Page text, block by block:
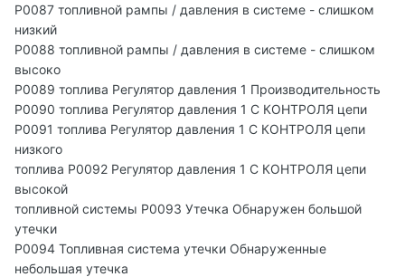
P0087 топливной рампы / давления в системе - слишком
низкий
P0088 топливной рампы / давления в системе - слишком
высоко
P0089 топлива Регулятор давления 1 Производительность
P0090 топлива Регулятор давления 1 C КОНТРОЛЯ цепи
P0091 топлива Регулятор давления 1 C КОНТРОЛЯ цепи
низкого
топлива P0092 Регулятор давления 1 C КОНТРОЛЯ цепи
высокой
топливной системы P0093 Утечка Обнаружен большой
утечки
P0094 Топливная система утечки Обнаруженные
небольшая утечка